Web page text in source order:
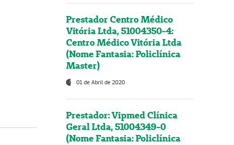
Prestador Centro Médico
Vitória Ltda, 51004350-4:
Centro Médico Vitória Ltda
(Nome Fantasia: Policlínica
Master)
01 de Abril de 2020
Prestador: Vipmed Clínica
Geral Ltda, 51004349-0
(Nome Fantasia: Policlínica